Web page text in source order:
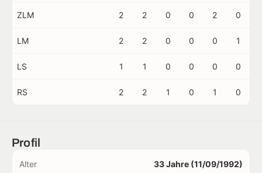
ZLM 2 2 0 0 2 0
LM 2 2 0 0 0 1
LS 1 1 0 0 0 0
RS 2 2 1 0 1 0
Profil
Alter 33 Jahre (11/09/1992)